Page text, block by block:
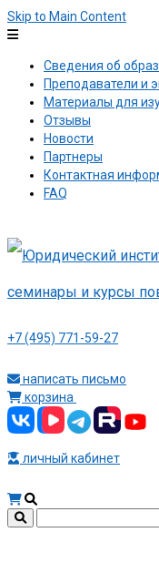
Skip to Main Content
Сведения об
Преподаватели и
Материалы для
Отзывы
Новости
Партнеры
Контактная
FAQ
+7 (495) 771-59-27
написать письмо
корзина
личный кабинет